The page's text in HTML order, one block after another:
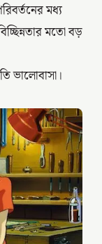
মধ্য
মতো বড়
ভালোবাসা।